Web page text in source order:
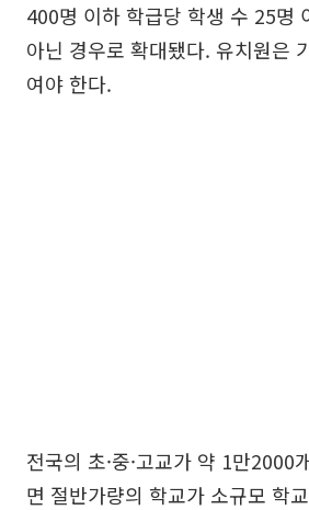
400명 이하 학급당 학생 수 25명
아닌 경우로 확대됐다. 유치원은
여야 한다.
전국의 초·중·고교가 약 1만2000
면 절반가량의 학교가 소규모 학